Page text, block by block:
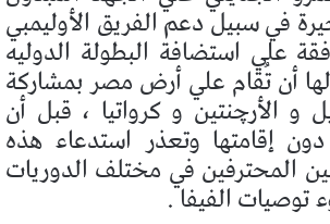
في سبيل دعم الفريق الأوليمبي
علي استضافة البطولة الدوليه
أن تُقام علي أرض مصر بمشاركة
و الأرچنتين و كرواتيا ، قبل أن
إقامتها وتعذر استدعاء هذه
المحترفين في مختلف الدوريات
توصيات الفيفا .